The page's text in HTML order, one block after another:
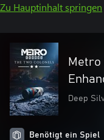
Zu Hauptinhalt springen
Metro
Deep
Benötigt ein Spiel